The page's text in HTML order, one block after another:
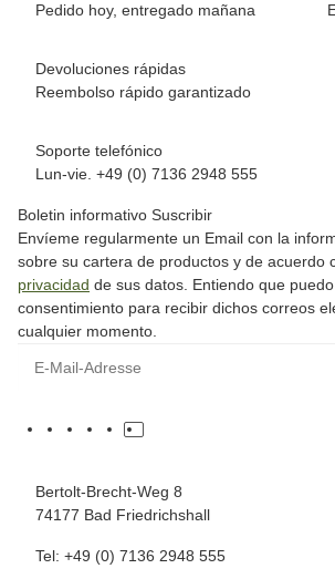
Pedido hoy, entregado mañana
Devoluciones rápidas
Reembolso rápido garantizado
Soporte telefónico
Lun-vie. +49 (0) 7136 2948 555
Boletin informativo Suscribir
Envíeme regularmente un Email con la
sobre su cartera de productos y de acuerdo
privacidad de sus datos. Entiendo que
consentimiento para recibir dichos correos
cualquier momento.
Bertolt-Brecht-Weg 8
74177 Bad Friedrichshall
Tel: +49 (0) 7136 2948 555